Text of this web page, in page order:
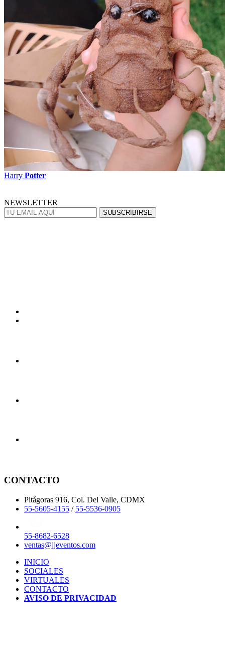
Harry Potter
NEWSLETTER
CONTACTO
Pitágoras 916, Col. Del Valle, CDMX
55-5605-4155 / 55-5536-0905
55-8682-6528
ventas@jjeventos.com
INICIO
SOCIALES
VIRTUALES
CONTACTO
AVISO DE PRIVACIDAD